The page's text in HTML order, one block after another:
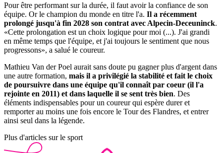
Pour être performant sur la durée, il faut avoir la confiance de son
équipe. Or le champion du monde en titre l'a. Il a récemment
prolongé jusqu'à fin 2028 son contrat avec Alpecin-Deceuninck.
«Cette prolongation est un choix logique pour moi (...). J'ai grandi
en même temps que l'équipe, et j'ai toujours le sentiment que nous
progressons», a salué le coureur.
Mathieu Van der Poel aurait sans doute pu gagner plus d'argent dans
une autre formation, mais il a privilégié la stabilité et fait le choix
de poursuivre dans une équipe qu'il connaît par coeur (il l'a
rejointe en 2011) et dans laquelle il se sent très bien. Des
éléments indispensables pour un coureur qui espère durer et
remporter au moins une fois encore le Tour des Flandres, et entrer
ainsi seul dans la légende.
Plus d'articles sur le sport